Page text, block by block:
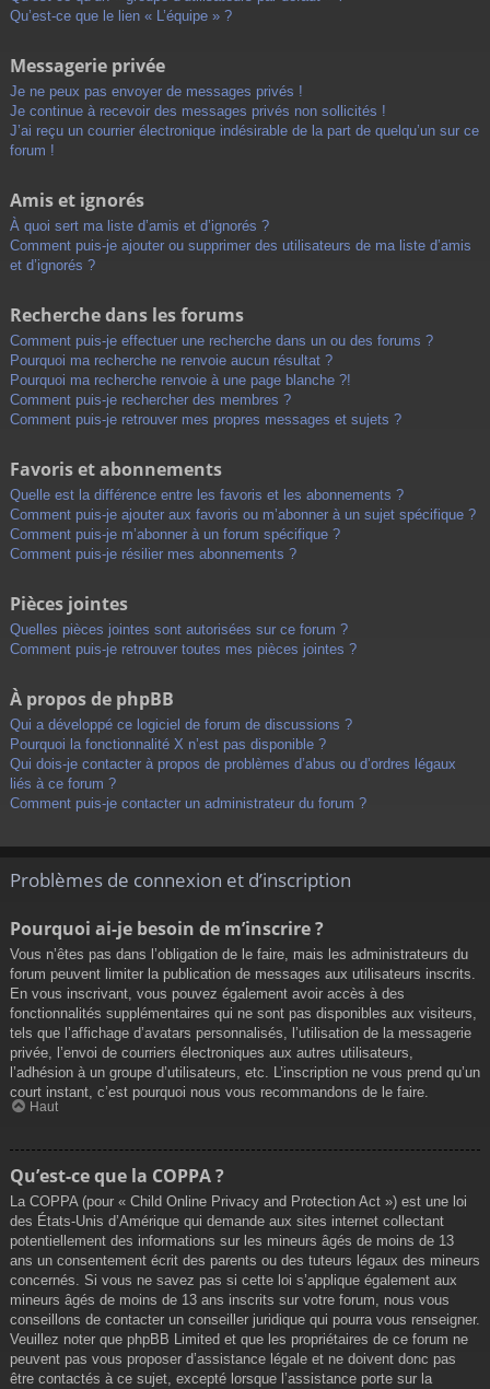
Qu’est-ce que le lien « L’équipe » ?
Messagerie privée
Je ne peux pas envoyer de messages privés !
Je continue à recevoir des messages privés non sollicités !
J’ai reçu un courrier électronique indésirable de la part de quelqu’un sur ce
forum !
Amis et ignorés
À quoi sert ma liste d’amis et d’ignorés ?
Comment puis-je ajouter ou supprimer des utilisateurs de ma liste d’amis
et d’ignorés ?
Recherche dans les forums
Comment puis-je effectuer une recherche dans un ou des forums ?
Pourquoi ma recherche ne renvoie aucun résultat ?
Pourquoi ma recherche renvoie à une page blanche ?!
Comment puis-je rechercher des membres ?
Comment puis-je retrouver mes propres messages et sujets ?
Favoris et abonnements
Quelle est la différence entre les favoris et les abonnements ?
Comment puis-je ajouter aux favoris ou m’abonner à un sujet spécifique ?
Comment puis-je m’abonner à un forum spécifique ?
Comment puis-je résilier mes abonnements ?
Pièces jointes
Quelles pièces jointes sont autorisées sur ce forum ?
Comment puis-je retrouver toutes mes pièces jointes ?
À propos de phpBB
Qui a développé ce logiciel de forum de discussions ?
Pourquoi la fonctionnalité X n’est pas disponible ?
Qui dois-je contacter à propos de problèmes d’abus ou d’ordres légaux
liés à ce forum ?
Comment puis-je contacter un administrateur du forum ?
Problèmes de connexion et d’inscription
Pourquoi ai-je besoin de m’inscrire ?
Vous n’êtes pas dans l’obligation de le faire, mais les administrateurs du
forum peuvent limiter la publication de messages aux utilisateurs inscrits.
En vous inscrivant, vous pouvez également avoir accès à des
fonctionnalités supplémentaires qui ne sont pas disponibles aux visiteurs,
tels que l’affichage d’avatars personnalisés, l’utilisation de la messagerie
privée, l’envoi de courriers électroniques aux autres utilisateurs,
l’adhésion à un groupe d’utilisateurs, etc. L’inscription ne vous prend qu’un
court instant, c’est pourquoi nous vous recommandons de le faire.
Haut
Qu’est-ce que la COPPA ?
La COPPA (pour « Child Online Privacy and Protection Act ») est une loi
des États-Unis d’Amérique qui demande aux sites internet collectant
potentiellement des informations sur les mineurs âgés de moins de 13
ans un consentement écrit des parents ou des tuteurs légaux des mineurs
concernés. Si vous ne savez pas si cette loi s’applique également aux
mineurs âgés de moins de 13 ans inscrits sur votre forum, nous vous
conseillons de contacter un conseiller juridique qui pourra vous renseigner.
Veuillez noter que phpBB Limited et que les propriétaires de ce forum ne
peuvent pas vous proposer d’assistance légale et ne doivent donc pas
être contactés à ce sujet, excepté lorsque l’assistance porte sur la